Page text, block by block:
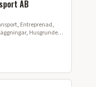
AB
Entreprenad,
Husgrunder,